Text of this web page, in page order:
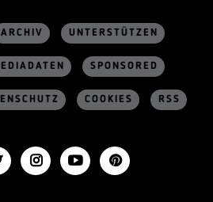
ARCHIV UNTERSTÜTZEN
SPONSORED
COOKIES RSS